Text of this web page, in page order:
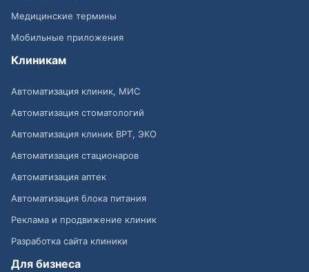
Медицинские термины
Мобильные приложения
Клиникам
Автоматизация клиник, МИС
Автоматизация стоматологий
Автоматизация клиник ВРТ, ЭКО
Автоматизация стационаров
Автоматизация аптек
Автоматизация блока питания
Реклама и продвижение клиник
Разработка сайта клиники
Для бизнеса